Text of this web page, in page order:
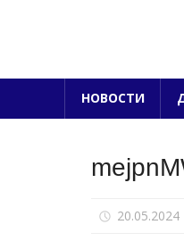
НОВОСТИ
20.05.2024